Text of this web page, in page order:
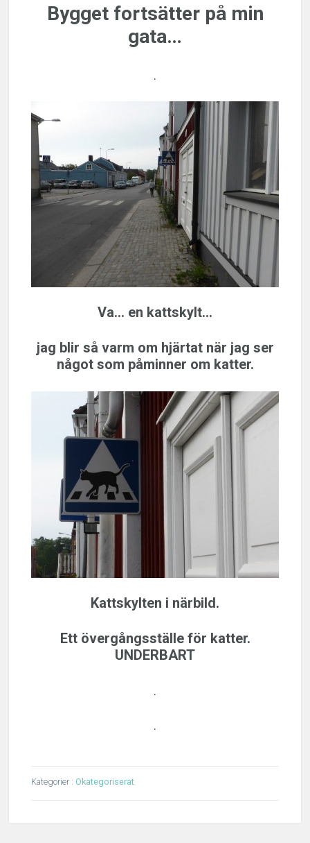
Bygget fortsätter på min
gata…
.
Va… en kattskylt…
jag blir så varm om hjärtat när jag ser
något som påminner om katter.
Kattskylten i närbild.
Ett övergångsställe för katter.
UNDERBART
.
.
Kategorier : Okategoriserat